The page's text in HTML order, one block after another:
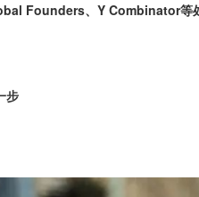
Founders、Y Combinator等
步